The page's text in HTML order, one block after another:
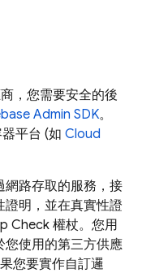
，您需要安全的後
Admin SDK。
器平台 (如 Cloud
網路存取的服務，接
明，並在真實性證
Check 權杖。您用
您使用的第三方供應
您要實作自訂邏